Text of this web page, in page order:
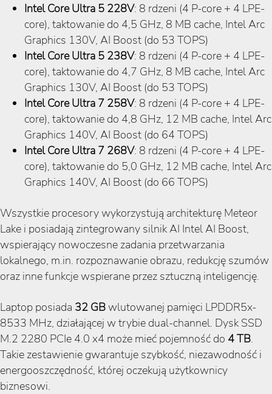
Intel Core Ultra 5 228V: 8 rdzeni (4 P-core + 4 LPE-
core), taktowanie do 4,5 GHz, 8 MB cache, Intel Arc
Graphics 130V, AI Boost (do 53 TOPS)
Intel Core Ultra 5 238V: 8 rdzeni (4 P-core + 4 LPE-
core), taktowanie do 4,7 GHz, 8 MB cache, Intel Arc
Graphics 130V, AI Boost (do 53 TOPS)
Intel Core Ultra 7 258V: 8 rdzeni (4 P-core + 4 LPE-
core), taktowanie do 4,8 GHz, 12 MB cache, Intel Arc
Graphics 140V, AI Boost (do 64 TOPS)
Intel Core Ultra 7 268V: 8 rdzeni (4 P-core + 4 LPE-
core), taktowanie do 5,0 GHz, 12 MB cache, Intel Arc
Graphics 140V, AI Boost (do 66 TOPS)
Wszystkie procesory wykorzystują architekturę Meteor
Lake i posiadają zintegrowany silnik AI Intel AI Boost,
wspierający nowoczesne zadania przetwarzania
lokalnego, m.in. rozpoznawanie obrazu, redukcję szumów
oraz inne funkcje wspierane przez sztuczną inteligencję.
Laptop posiada 32 GBwlutowanej pamięci LPDDR5x-
8533 MHz, działającej w trybie dual-channel. Dysk SSD
M.2 2280 PCIe 4.0 x4 może mieć pojemność do 4 TB.
Takie zestawienie gwarantuje szybkość, niezawodność i
energooszczędność, której oczekują użytkownicy
biznesowi.